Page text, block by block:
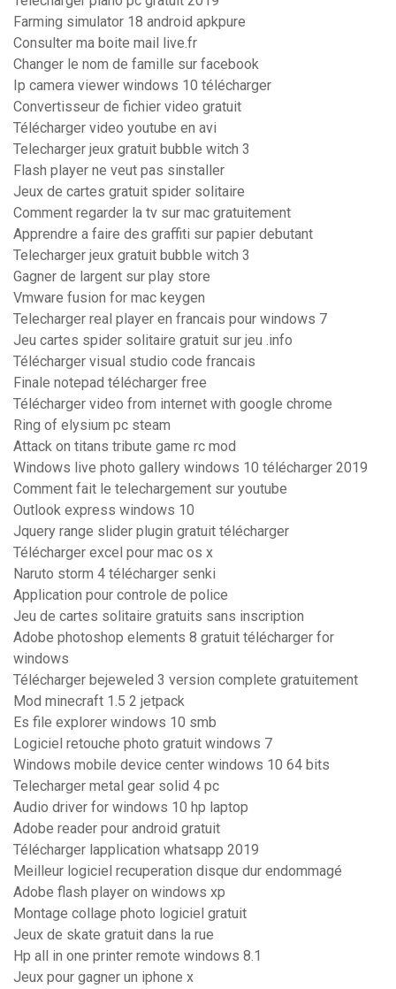
Farming simulator 18 android apkpure
Consulter ma boite mail live.fr
Changer le nom de famille sur facebook
Ip camera viewer windows 10 télécharger
Convertisseur de fichier video gratuit
Télécharger video youtube en avi
Telecharger jeux gratuit bubble witch 3
Flash player ne veut pas sinstaller
Jeux de cartes gratuit spider solitaire
Comment regarder la tv sur mac gratuitement
Apprendre a faire des graffiti sur papier debutant
Telecharger jeux gratuit bubble witch 3
Gagner de largent sur play store
Vmware fusion for mac keygen
Telecharger real player en francais pour windows 7
Jeu cartes spider solitaire gratuit sur jeu .info
Télécharger visual studio code francais
Finale notepad télécharger free
Télécharger video from internet with google chrome
Ring of elysium pc steam
Attack on titans tribute game rc mod
Windows live photo gallery windows 10 télécharger 2019
Comment fait le telechargement sur youtube
Outlook express windows 10
Jquery range slider plugin gratuit télécharger
Télécharger excel pour mac os x
Naruto storm 4 télécharger senki
Application pour controle de police
Jeu de cartes solitaire gratuits sans inscription
Adobe photoshop elements 8 gratuit télécharger for
windows
Télécharger bejeweled 3 version complete gratuitement
Mod minecraft 1.5 2 jetpack
Es file explorer windows 10 smb
Logiciel retouche photo gratuit windows 7
Windows mobile device center windows 10 64 bits
Telecharger metal gear solid 4 pc
Audio driver for windows 10 hp laptop
Adobe reader pour android gratuit
Télécharger lapplication whatsapp 2019
Meilleur logiciel recuperation disque dur endommagé
Adobe flash player on windows xp
Montage collage photo logiciel gratuit
Jeux de skate gratuit dans la rue
Hp all in one printer remote windows 8.1
Jeux pour gagner un iphone x